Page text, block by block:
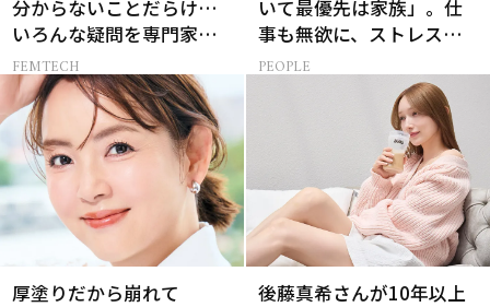
分からないことだらけ…
いろんな疑問を専門家に
聞いてみた
FEMTECH
いて最優先は家族」。仕
事も無欲に、ストレスを
溜めない生き方
PEOPLE
厚塗りだから崩れて
後藤真希さんが10年以上